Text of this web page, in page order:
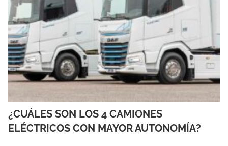
¿CUÁLES SON LOS 4 CAMIONES
ELÉCTRICOS CON MAYOR AUTONOMÍA?